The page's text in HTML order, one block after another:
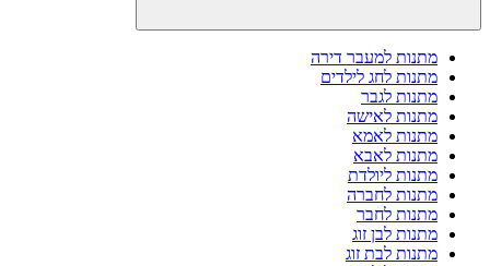
מתנות למעבר דירה
מתנות לחג לילדים
מתנות לגבר
מתנות לאישה
מתנות לאמא
מתנות לאבא
מתנות ליולדת
מתנות לחברה
מתנות לחבר
מתנות לבן זוג
מתנות לבת זוג